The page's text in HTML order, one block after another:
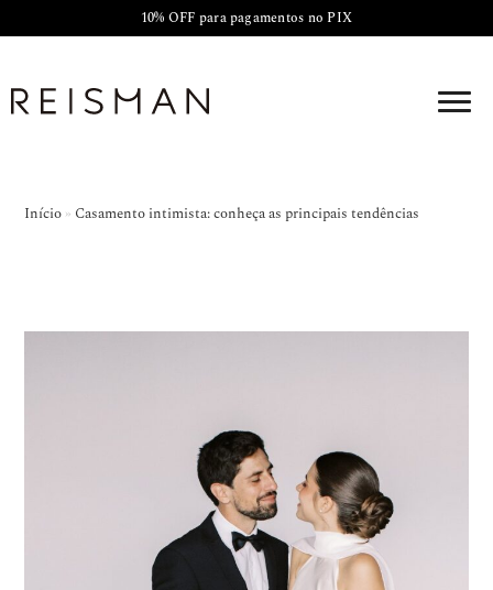
10% OFF para pagamentos no PIX
Início » Casamento intimista: conheça as principais tendências